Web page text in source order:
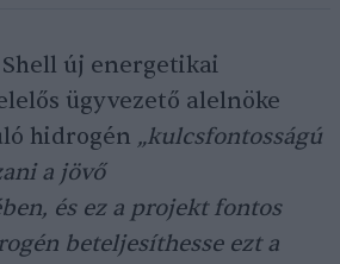
új energetikai
ügyvezető alelnöke
hidrogén „kulcsfontosságú
a jövő
és ez a projekt fontos
beteljesíthesse ezt a